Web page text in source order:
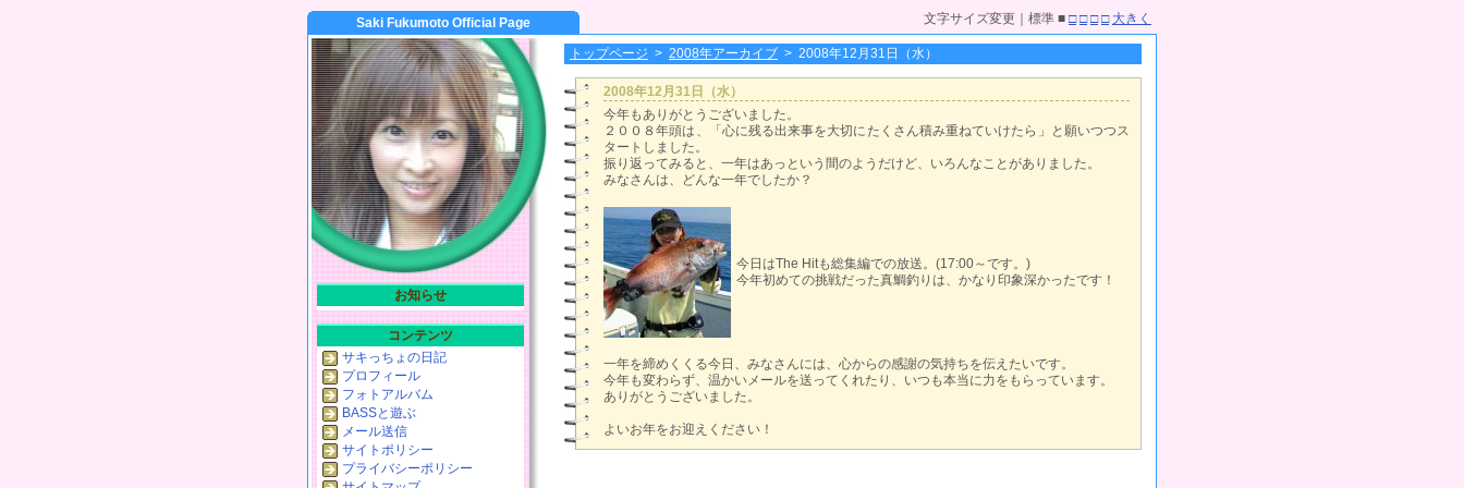
Saki Fukumoto Official Page 文字サイズ変更｜標準 ■ □ □ □ □ 大きく
トップページ > 2008年アーカイブ > 2008年12月31日（水）
2008年12月31日（水）
今年もありがとうございました。
２００８年頭は、「心に残る出来事を大切にたくさん積み重ねていけたら」と願いつつス
タートしました。
振り返ってみると、一年はあっという間のようだけど、いろんなことがありました。
みなさんは、どんな一年でしたか？
今日はThe Hitも総集編での放送。(17:00～です。)
今年初めての挑戦だった真鯛釣りは、かなり印象深かったです！
一年を締めくくる今日、みなさんには、心からの感謝の気持ちを伝えたいです。
今年も変わらず、温かいメールを送ってくれたり、いつも本当に力をもらっています。
ありがとうございました。
よいお年をお迎えください！
お知らせ
コンテンツ
サキっちょの日記
プロフィール
フォトアルバム
BASSと遊ぶ
メール送信
サイトポリシー
プライバシーポリシー